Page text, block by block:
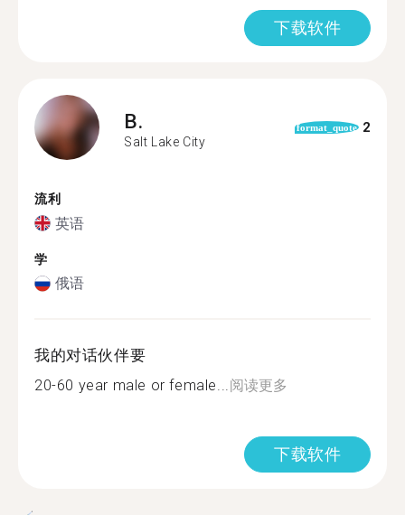
下载软件
B.
Salt Lake City
format_quote 2
流利
英语
学
俄语
我的对话伙伴要
20-60 year male or female...阅读更多
下载软件